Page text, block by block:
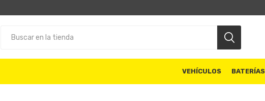
VEHÍCULOS BATERÍAS